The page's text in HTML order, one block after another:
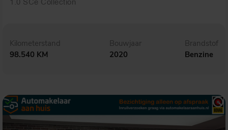
Kilometerstand
98.540 KM
Bouwjaar
2020
Brandstof
Benzine